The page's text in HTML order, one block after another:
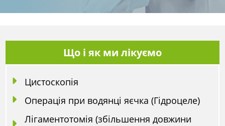
Що і як ми лікуємо
Цистоскопія
Операція при водянці яєчка (Гідроцеле)
Лігаментотомія (збільшення довжини